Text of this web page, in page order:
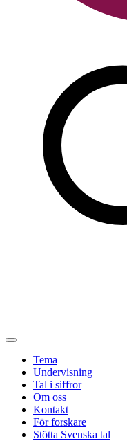
Tema
Undervisning
Tal i siffror
Om oss
Kontakt
För forskare
Stötta Svenska tal